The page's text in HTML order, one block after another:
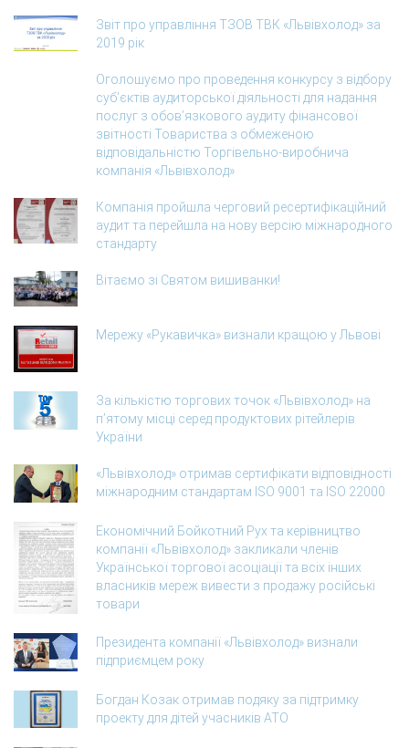
Звіт про управління ТЗОВ ТВК «Львівхолод» за
2019 рік
Оголошуємо про проведення конкурсу з відбору
суб’єктів аудиторської діяльності для надання
послуг з обов’язкового аудиту фінансової
звітності Товариства з обмеженою
відповідальністю Торгівельно-виробнича
компанія «Львівхолод»
Компанія пройшла черговий ресертифікаційний
аудит та перейшла на нову версію міжнародного
стандарту
Вітаємо зі Святом вишиванки!
Мережу «Рукавичка» визнали кращою у Львові
За кількістю торгових точок «Львівхолод» на
п’ятому місці серед продуктових рітейлерів
України
«Львівхолод» отримав сертифікати відповідності
міжнародним стандартам ISO 9001 та ISO 22000
Економічний Бойкотний Рух та керівництво
компанії «Львівхолод» закликали членів
Української торгової асоціації та всіх інших
власників мереж вивести з продажу російські
товари
Президента компанії «Львівхолод» визнали
підприємцем року
Богдан Козак отримав подяку за підтримку
проекту для дітей учасників АТО